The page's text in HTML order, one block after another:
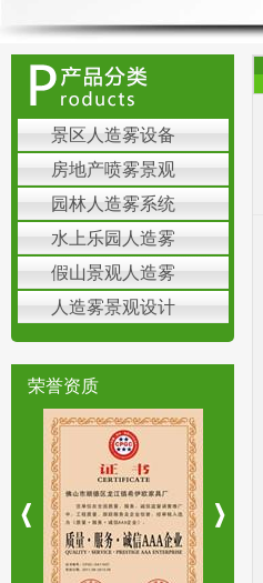
景区人造雾设备
房地产喷雾景观
园林人造雾系统
水上乐园人造雾
假山景观人造雾
人造雾景观设计
荣誉资质